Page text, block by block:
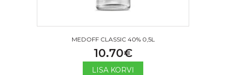
MEDOFF CLASSIC 40% 0,5L
10.70€
LISA KORVI